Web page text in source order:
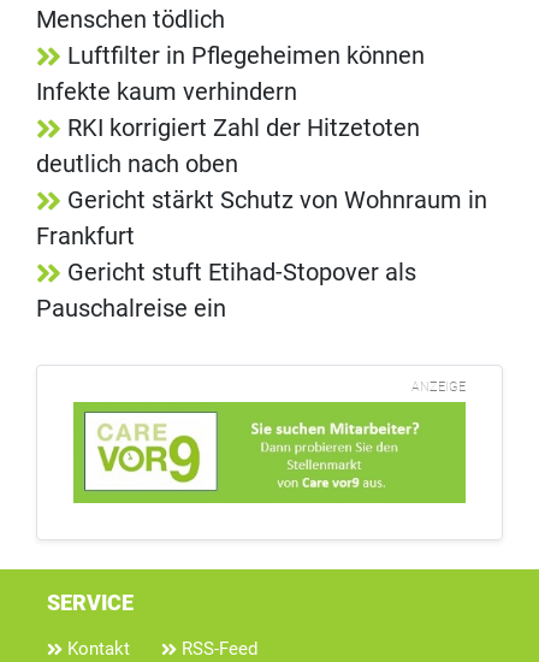
Menschen tödlich
Luftfilter in Pflegeheimen können
Infekte kaum verhindern
RKI korrigiert Zahl der Hitzetoten
deutlich nach oben
Gericht stärkt Schutz von Wohnraum in
Frankfurt
Gericht stuft Etihad-Stopover als
Pauschalreise ein
ANZEIGE
SERVICE
Kontakt
RSS-Feed